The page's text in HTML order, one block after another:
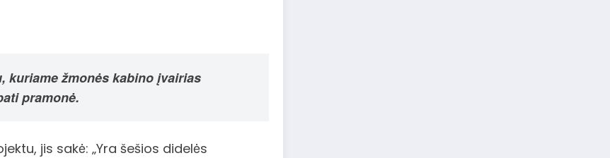
kuriame žmonės kabino įvairias
pramonė.
jis sakė: „Yra šešios didelės